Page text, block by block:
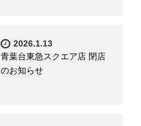
2026.1.13
青葉台東急スクエア店 閉店
のお知らせ